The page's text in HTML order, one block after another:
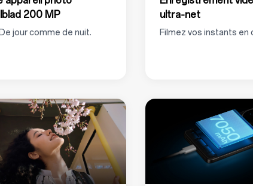
200 MP
jour comme de nuit.
ultra‑net
Filmez vos instants en